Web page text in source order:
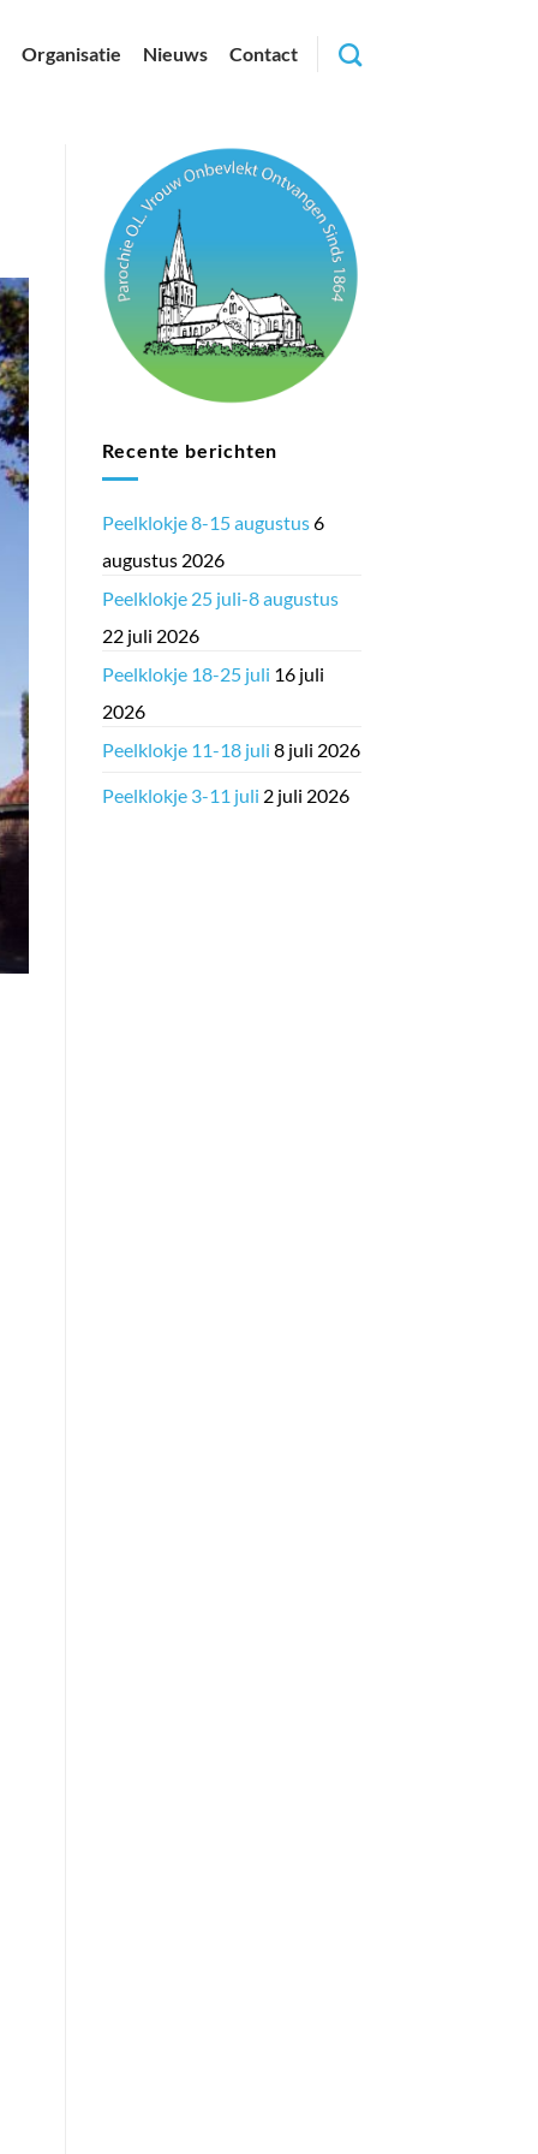
Organisatie Nieuws Contact
Recente berichten
Peelklokje 8-15 augustus6
augustus 2026
Peelklokje 25 juli-8 augustus
22 juli 2026
Peelklokje 18-25 juli 16 juli
2026
Peelklokje 11-18 juli 8 juli 2026
Peelklokje 3-11 juli 2 juli 2026